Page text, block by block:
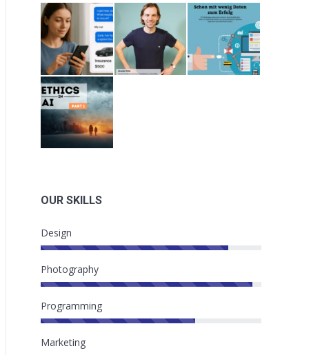
OUR SKILLS
Design
Photography
Programming
Marketing